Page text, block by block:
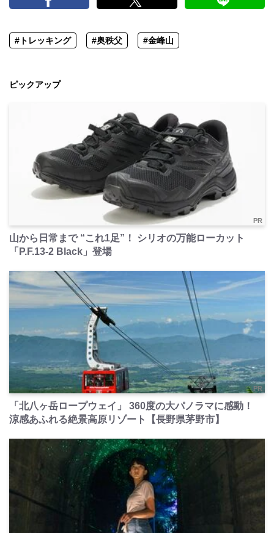
#トレッキング #奥秩父 #金峰山
ピックアップ
PR
山から日常まで “これ1足”！ シリオの万能ローカット
「P.F.13-2 Black」登場
PR
「北八ヶ岳ロープウェイ」 360度の大パノラマに感動！
涼感あふれる絶景高原リゾート【長野県茅野市】